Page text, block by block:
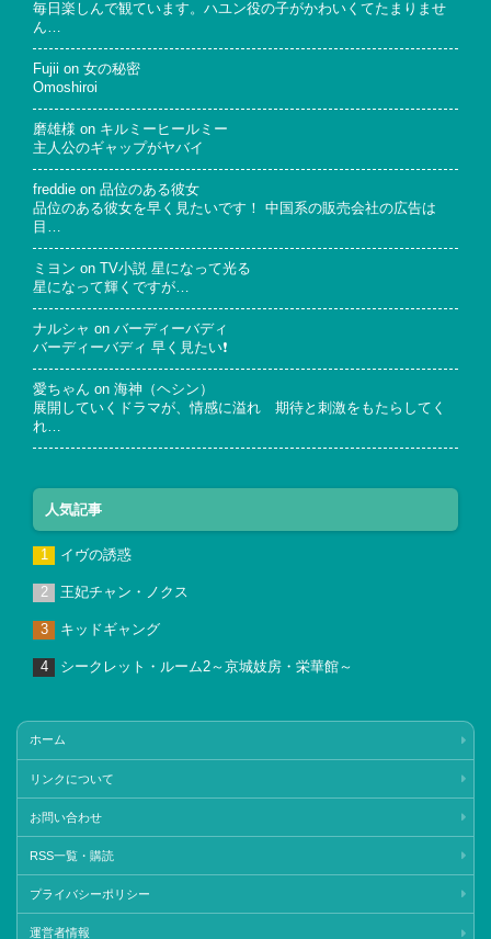
毎日楽しんで観ています。ハユン役の子がかわいくてたまりませ
ん…
Fujii on 女の秘密
Omoshiroi
磨雄様 on キルミーヒールミー
主人公のギャップがヤバイ
freddie on 品位のある彼女
品位のある彼女を早く見たいです！ 中国系の販売会社の広告は
目…
ミヨン on
TV小説 星になって光る
星になって輝くですが…
ナルシャ on バーディーバディ
バーディーバディ 早く見たい❗
愛ちゃん on 海神（ヘシン）
展開していくドラマが、情感に溢れ 期待と刺激をもたらしてく
れ…
人気記事
イヴの誘惑
王妃チャン・ノクス
キッドギャング
シークレット・ルーム2～京城妓房・栄華館～
ホーム
リンクについて
お問い合わせ
RSS一覧・購読
プライバシーポリシー
運営者情報